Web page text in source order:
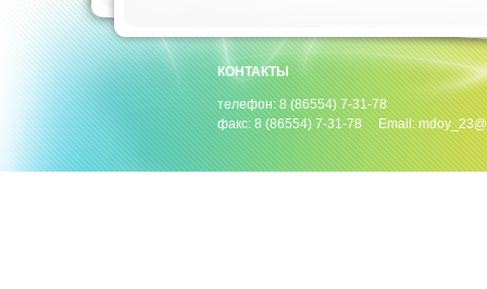
КОНТАКТЫ
телефон: 8 (86554) 7-31-78
факс: 8 (86554) 7-31-78 Email: